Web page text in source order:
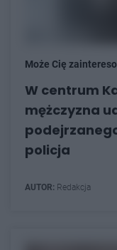
Może Cię
W centrum
mężczyzna
policja
AUTOR: Redakcja